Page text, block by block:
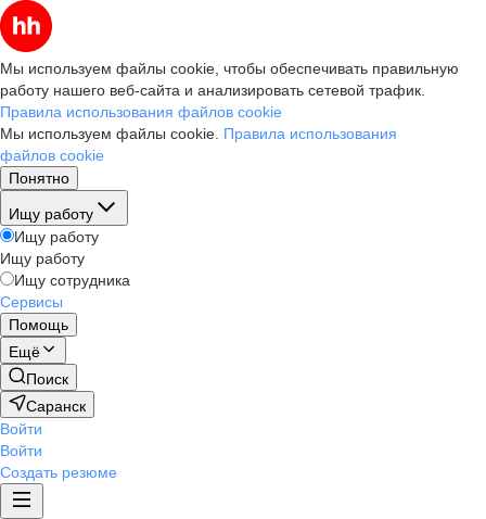
Мы используем файлы cookie, чтобы обеспечивать правильную
работу нашего веб-сайта и анализировать сетевой трафик.
Правила использования файлов cookie
Мы используем файлы cookie. Правила использования
файлов cookie
Понятно
Ищу работу
Ищу работу
Ищу работу
Ищу сотрудника
Сервисы
Помощь
Ещё
Поиск
Саранск
Войти
Войти
Создать резюме